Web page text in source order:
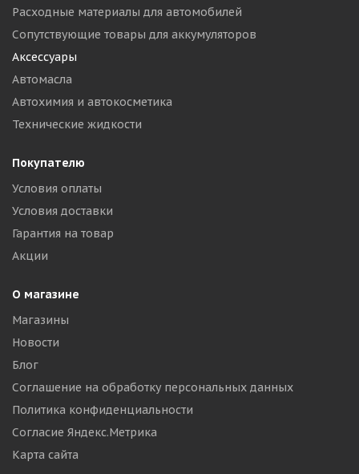
Расходные материалы для автомобилей
Сопутствующие товары для аккумуляторов
Аксессуары
Автомасла
Автохимия и автокосметика
Технические жидкости
Покупателю
Условия оплаты
Условия доставки
Гарантия на товар
Акции
О магазине
Магазины
Новости
Блог
Соглашение на обработку персональных данных
Политика конфиденциальности
Согласие Яндекс.Метрика
Карта сайта